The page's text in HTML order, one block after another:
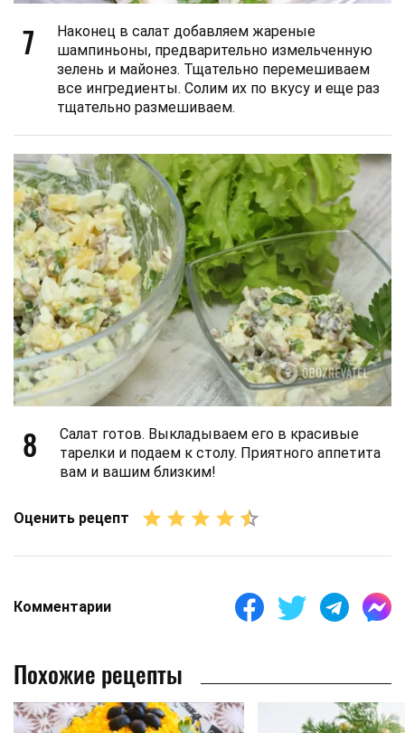
7
Наконец в салат добавляем жареные
шампиньоны, предварительно измельченную
зелень и майонез. Тщательно перемешиваем
все ингредиенты. Солим их по вкусу и еще раз
тщательно размешиваем.
8
Салат готов. Выкладываем его в красивые
тарелки и подаем к столу. Приятного аппетита
вам и вашим близким!
Оценить рецепт
Комментарии
Похожие рецепты